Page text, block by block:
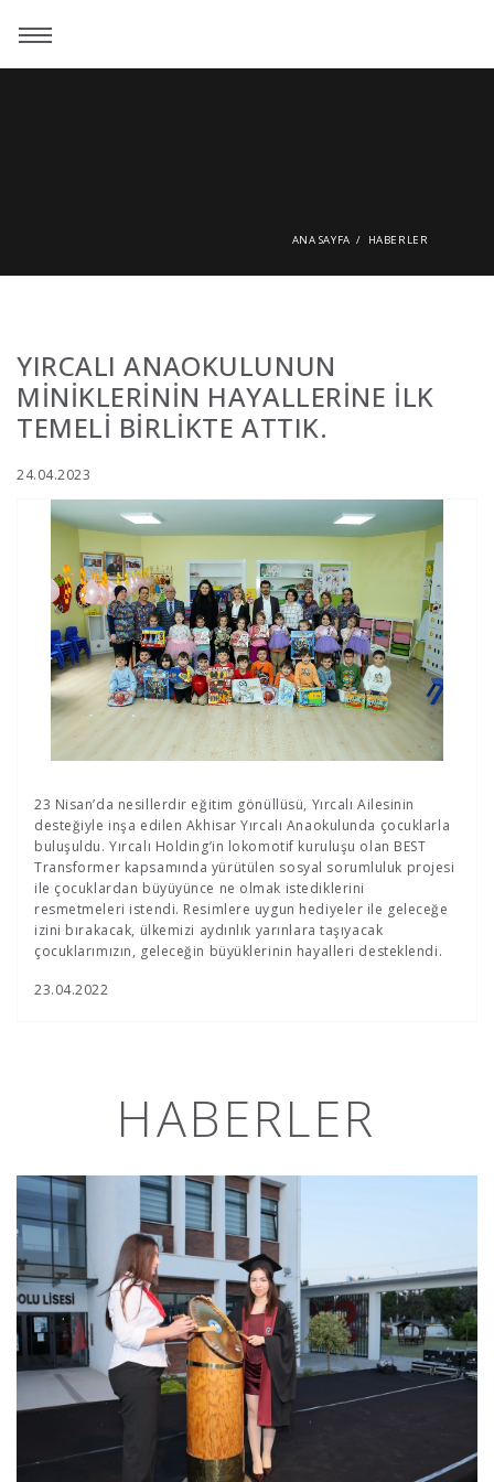
ANA SAYFA HABERLER
YIRCALI ANAOKULUNUN
MİNİKLERİNİN HAYALLERİNE İLK
TEMELİ BİRLİKTE ATTIK.
24.04.2023
23 Nisan’da nesillerdir eğitim gönüllüsü, Yırcalı Ailesinin
desteğiyle inşa edilen Akhisar Yırcalı Anaokulunda çocuklarla
buluşuldu. Yırcalı Holding’in lokomotif kuruluşu olan BEST
Transformer kapsamında yürütülen sosyal sorumluluk projesi
ile çocuklardan büyüyünce ne olmak istediklerini
resmetmeleri istendi. Resimlere uygun hediyeler ile geleceğe
izini bırakacak, ülkemizi aydınlık yarınlara taşıyacak
çocuklarımızın, geleceğin büyüklerinin hayalleri desteklendi.
23.04.2022
HABERLER